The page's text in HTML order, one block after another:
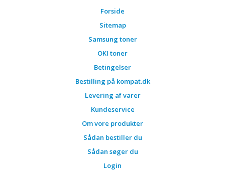
Forside
Sitemap
Samsung toner
OKI toner
Betingelser
Bestilling på kompat.dk
Levering af varer
Kundeservice
Om vore produkter
Sådan bestiller du
Sådan søger du
Login